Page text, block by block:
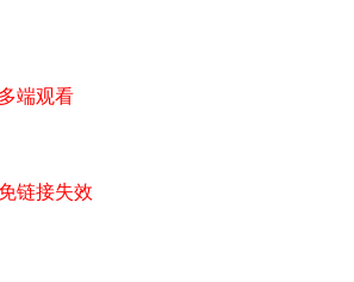
端观看
链接失效